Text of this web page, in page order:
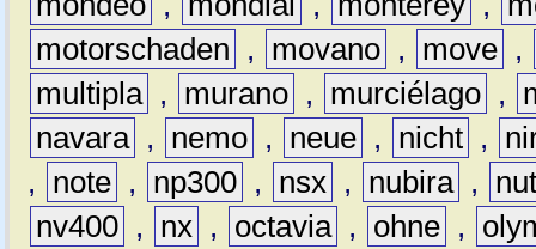
motorschaden
, movano , move ,
multipla , murano , murciélago ,
navara , nemo , neue , nicht ,
,
note , np300 , nsx , nubira ,
nv400 , nx , octavia , ohne ,